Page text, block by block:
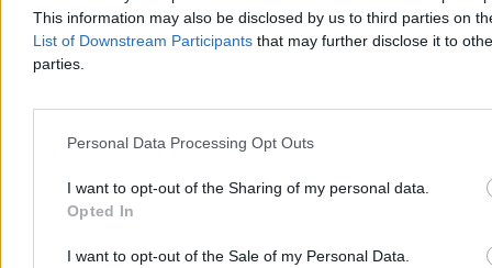
This information may also be disclosed by us to third parties on
List of Downstream Participants that may further disclose it to
parties.
Personal Data Processing Opt Outs
I want to opt-out of the Sharing of my personal data.
Opted In
I want to opt-out of the Sale of my Personal Data.
cenę, dodać do koszyka i zapłacić. W praktyce coraz częściej
przypominają system małych decyzji, w którym końcowa kwota
zależy nie tylko od ceny widocznej na karcie produktu.
Redakcja Zero.pl
Dzisiaj 14:23
Reklama
Reklama